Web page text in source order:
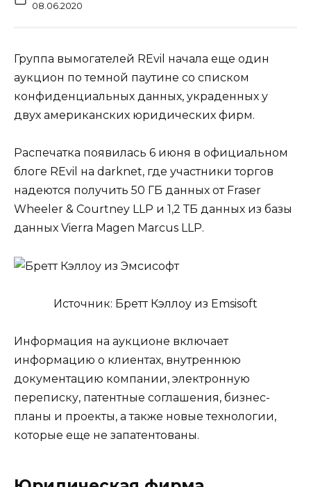
08.06.2020
Группа вымогателей REvil начала еще один
аукцион по темной паутине со списком
конфиденциальных данных, украденных у
двух американских юридических фирм.
Распечатка появилась 6 июня в официальном
блоге REvil на darknet, где участники торгов
надеются получить 50 ГБ данных от Fraser
Wheeler & Courtney LLP и 1,2 ТБ данных из базы
данных Vierra Magen Marcus LLP.
Источник: Бретт Кэллоу из Emsisoft
Информация на аукционе включает
информацию о клиентах, внутреннюю
документацию компании, электронную
переписку, патентные соглашения, бизнес-
планы и проекты, а также новые технологии,
которые еще не запатентованы.